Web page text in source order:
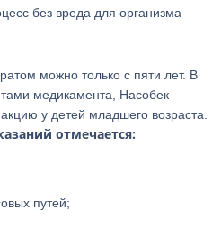
без вреда для организма
можно только с пяти лет. В
медикамента, Насобек
у детей младшего возраста.
отмечается:
путей;